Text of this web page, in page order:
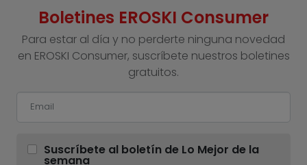
Boletines EROSKI Consumer
Para estar al día y no perderte ninguna novedad
en EROSKI Consumer, suscríbete nuestros boletines
gratuitos.
Suscríbete al boletín de Lo Mejor de la
semana